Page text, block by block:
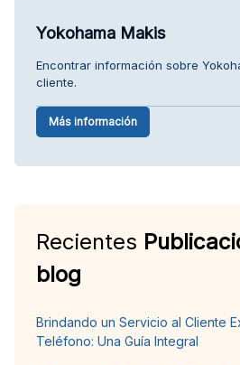
Yokohama Makis
Encontrar información sobre
cliente.
Más información
Recientes
blog
Brindando un Servicio al Cliente
Teléfono: Una Guía Integral